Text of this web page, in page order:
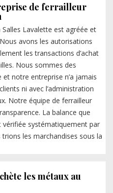
de ferrailleur
Lavalette est agréée et
avons les autorisations
les transactions d’achat
Nous sommes des
notre entreprise n’a jamais
ni avec l’administration
Notre équipe de ferrailleur
La balance que
systématiquement par
les marchandises sous la
les métaux au